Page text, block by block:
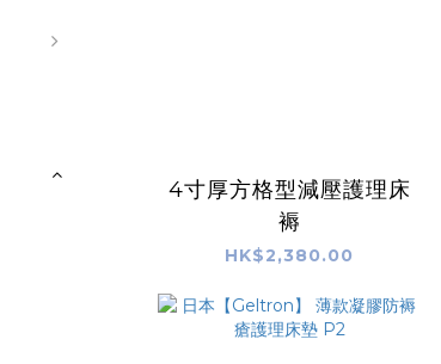
4寸厚方格型減壓護理床
褥
HK$2,380.00